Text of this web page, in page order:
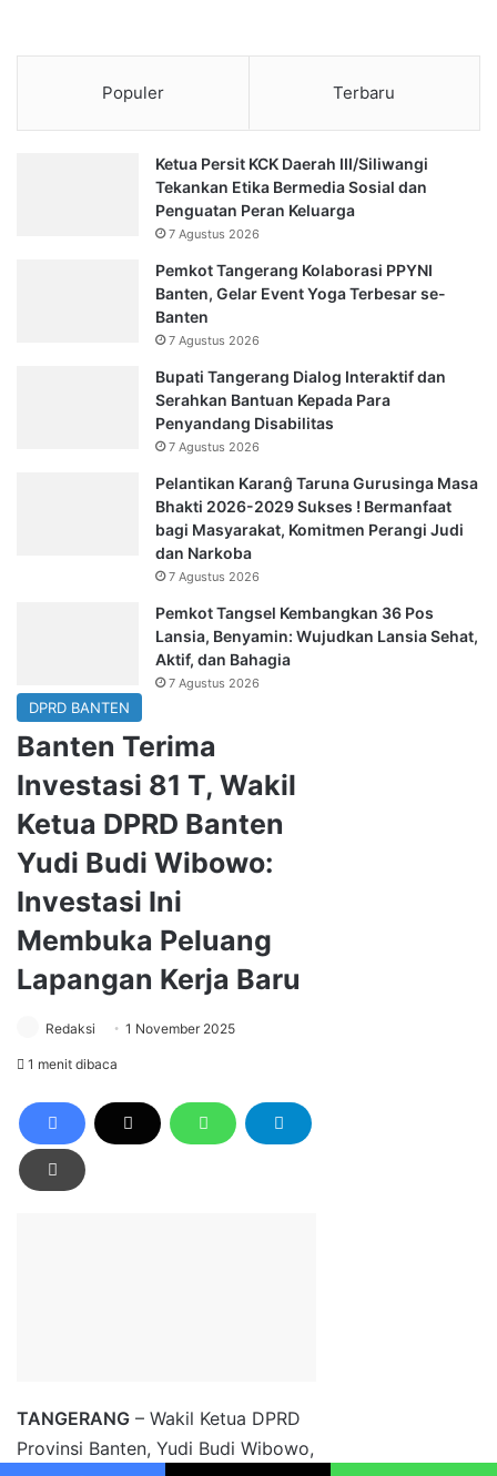
Populer Terbaru
Ketua Persit KCK Daerah III/Siliwangi
Tekankan Etika Bermedia Sosial dan
Penguatan Peran Keluarga
7 Agustus 2026
Pemkot Tangerang Kolaborasi PPYNI
Banten, Gelar Event Yoga Terbesar se-
Banten
7 Agustus 2026
Bupati Tangerang Dialog Interaktif dan
Serahkan Bantuan Kepada Para
Penyandang Disabilitas
7 Agustus 2026
Pelantikan Karanĝ Taruna Gurusinga Masa
Bhakti 2026-2029 Sukses ! Bermanfaat
bagi Masyarakat, Komitmen Perangi Judi
dan Narkoba
7 Agustus 2026
Pemkot Tangsel Kembangkan 36 Pos
Lansia, Benyamin: Wujudkan Lansia Sehat,
Aktif, dan Bahagia
7 Agustus 2026